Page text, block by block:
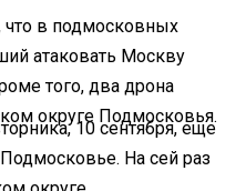
что в подмосковных
атаковать Москву
того, два дрона
округе Подмосковья.
10 сентября, еще
На сей раз